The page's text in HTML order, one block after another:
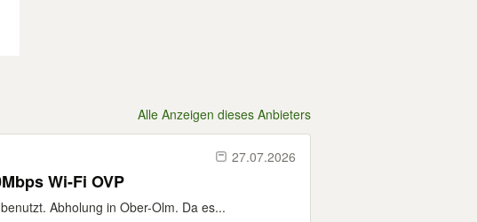
Alle Anzeigen dieses Anbieters
27.07.2026
Wi-Fi OVP
Abholung in Ober-Olm. Da es...